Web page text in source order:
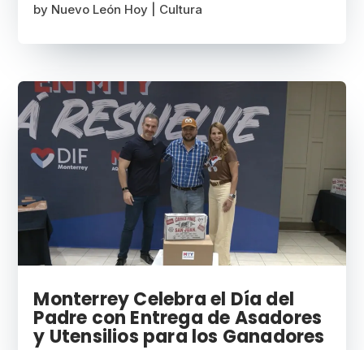
by Nuevo León Hoy Cultura
Monterrey Celebra el Día del
Padre con Entrega de Asadores
y Utensilios para los Ganadores